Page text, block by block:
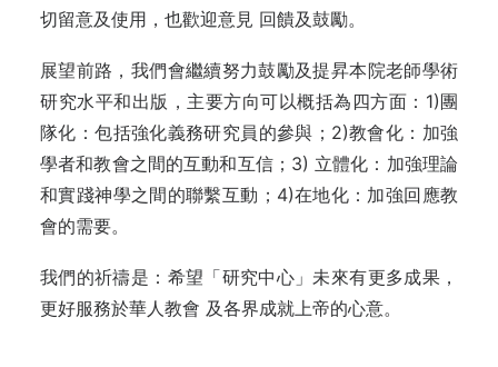
切留意及使用，也歡迎意見 回饋及鼓勵。
展望前路，我們會繼續努力鼓勵及提昇本院老師學術
研究水平和出版，主要方向可以概括為四方面：1)團
隊化：包括強化義務研究員的參與；2)教會化：加強
學者和教會之間的互動和互信；3) 立體化：加強理論
和實踐神學之間的聯繫互動；4)在地化：加強回應教
會的需要。
我們的祈禱是：希望「研究中心」未來有更多成果，
更好服務於華人教會 及各界成就上帝的心意。